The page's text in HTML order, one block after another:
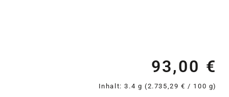
93,00 €
Inhalt:3.4 g (2.735,29 € / 100 g)